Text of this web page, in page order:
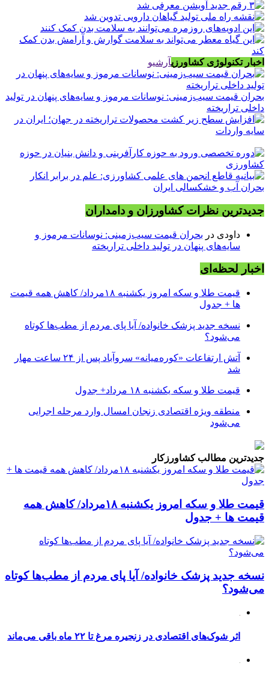
اخبار تکنولوژی کشاورزیآرشیو
بحران قیمت سیب‌زمینی: نوسانات مرموز و سایه‌های پنهان در تولید
داخلی تراریخته
جدیدترین نظرات کشاورزان و دامداران
داودی در بحران قیمت سیب‌زمینی: نوسانات مرموز و
سایه‌های پنهان در تولید داخلی تراریخته
اخبار لحظه‌ای
قیمت طلا و سکه امروز یکشنبه ۱۸مرداد/ کاهش همه قیمت
ها + جدول
نسخه جدید پزشک خانواده/ آیا پای مردم از مطب‌ها‌ کوتاه
می‌شود؟
آتش ارتفاعات «کوره‌میانه» سروآباد پس از ۲۴ ساعت مهار
شد
قیمت طلا و سکه یکشنبه ۱۸ مرداد+ جدول
منطقه ویژه اقتصادی زنجان امسال وارد مرحله اجرایی
می‌شود
جدیدترین مطالب کشاورزکار
قیمت طلا و سکه امروز یکشنبه ۱۸مرداد/ کاهش همه
قیمت ها + جدول
نسخه جدید پزشک خانواده/ آیا پای مردم از مطب‌ها‌ کوتاه
می‌شود؟
اثر شوک‌های اقتصادی در زنجیره مرغ تا ۲۲ ماه باقی می‌ماند